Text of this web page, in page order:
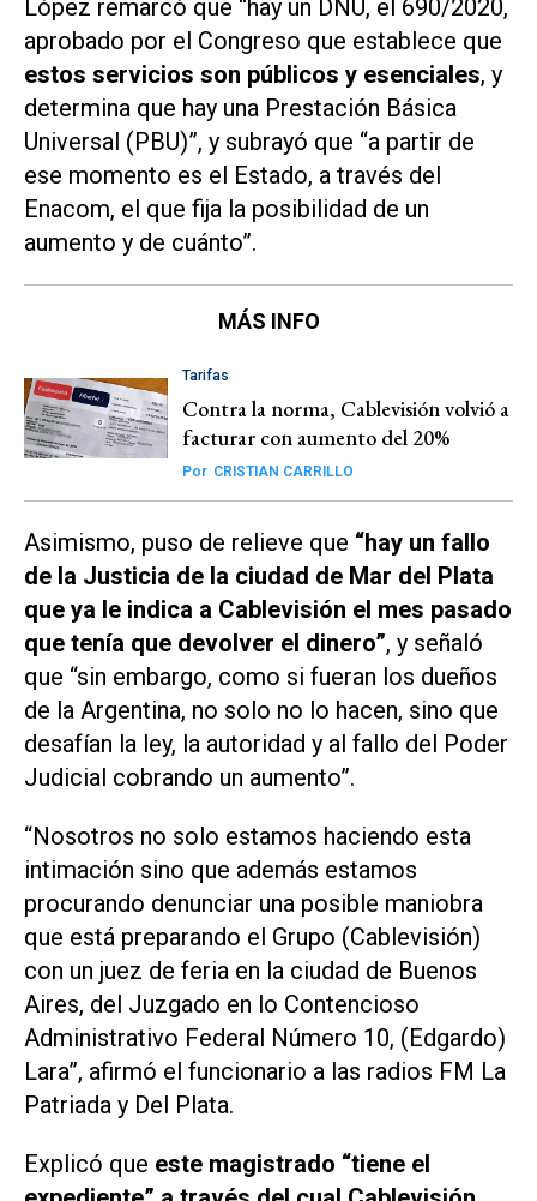
López remarcó que “hay un DNU, el 690/2020,
aprobado por el Congreso que establece que
estos servicios son públicos y esenciales, y
determina que hay una Prestación Básica
Universal (PBU)”, y subrayó que “a partir de
ese momento es el Estado, a través del
Enacom, el que fija la posibilidad de un
aumento y de cuánto”.
MÁS INFO
Tarifas
Contra la norma, Cablevisión volvió a
facturar con aumento del 20%
Por CRISTIAN CARRILLO
Asimismo, puso de relieve que “hay un fallo
de la Justicia de la ciudad de Mar del Plata
que ya le indica a Cablevisión el mes pasado
que tenía que devolver el dinero”, y señaló
que “sin embargo, como si fueran los dueños
de la Argentina, no solo no lo hacen, sino que
desafían la ley, la autoridad y al fallo del Poder
Judicial cobrando un aumento”.
“Nosotros no solo estamos haciendo esta
intimación sino que además estamos
procurando denunciar una posible maniobra
que está preparando el Grupo (Cablevisión)
con un juez de feria en la ciudad de Buenos
Aires, del Juzgado en lo Contencioso
Administrativo Federal Número 10, (Edgardo)
Lara”, afirmó el funcionario a las radios FM La
Patriada y Del Plata.
Explicó que este magistrado “tiene el